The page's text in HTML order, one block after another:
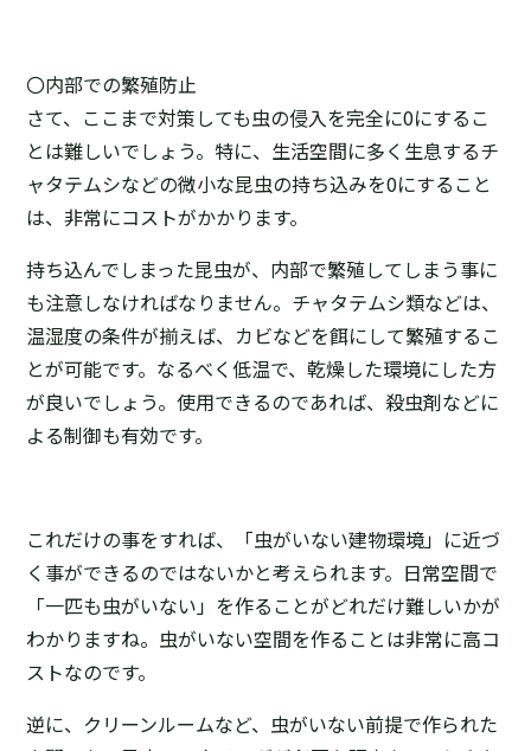
〇内部での繁殖防止
さて、ここまで対策しても虫の侵入を完全に0にするこ
とは難しいでしょう。特に、生活空間に多く生息するチ
ャタテムシなどの微小な昆虫の持ち込みを0にすること
は、非常にコストがかかります。
持ち込んでしまった昆虫が、内部で繁殖してしまう事に
も注意しなければなりません。チャタテムシ類などは、
温湿度の条件が揃えば、カビなどを餌にして繁殖するこ
とが可能です。なるべく低温で、乾燥した環境にした方
が良いでしょう。使用できるのであれば、殺虫剤などに
よる制御も有効です。
これだけの事をすれば、「虫がいない建物環境」に近づ
く事ができるのではないかと考えられます。日常空間で
「一匹も虫がいない」を作ることがどれだけ難しいかが
わかりますね。虫がいない空間を作ることは非常に高コ
ストなのです。
逆に、クリーンルームなど、虫がいない前提で作られた